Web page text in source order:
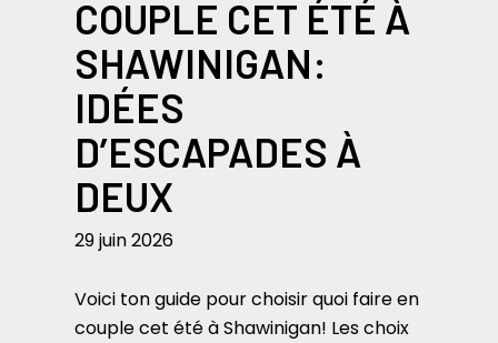
COUPLE CET ÉTÉ À
SHAWINIGAN:
IDÉES
D’ESCAPADES À
DEUX
29 juin 2026
Voici ton guide pour choisir quoi faire en
couple cet été à Shawinigan! Les choix